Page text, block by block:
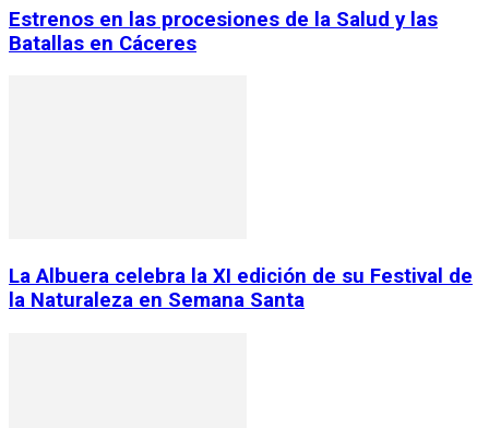
Estrenos en las procesiones de la Salud y las
Batallas en Cáceres
La Albuera celebra la XI edición de su Festival de
la Naturaleza en Semana Santa